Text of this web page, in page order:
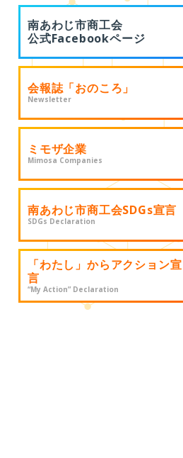
南あわじ市商工会
公式Facebookページ
会報誌「おのころ」
Newsletter
ミモザ企業
Mimosa Companies
南あわじ市商工会SDGs宣言
SDGs Declaration
「わたし」からアクション宣
言
“My Action” Declaration